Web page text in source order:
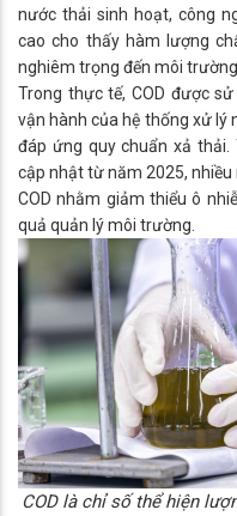
nước thải sinh hoạt, công
cao cho thấy hàm lượng
nghiêm trọng đến môi
Trong thực tế, COD được
vận hành của hệ thống xử lý
đáp ứng quy chuẩn xả
cập nhật từ năm 2025,
COD nhằm giảm thiểu ô
quả quản lý môi trường.
COD là chỉ số thể hiện